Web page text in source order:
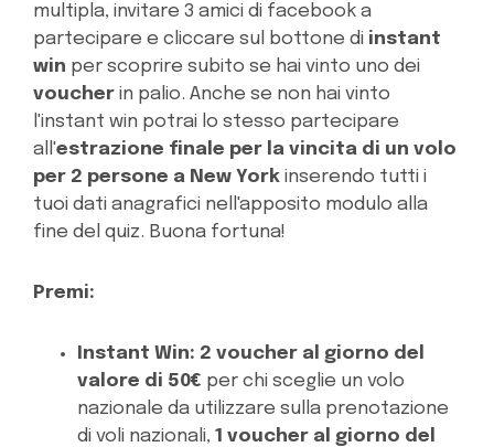
multipla, invitare 3 amici di facebook a
partecipare e cliccare sul bottone di instant
win per scoprire subito se hai vinto uno dei
voucher in palio. Anche se non hai vinto
l'instant win potrai lo stesso partecipare
all'estrazione finale per la vincita di un volo
per 2 persone a New York inserendo tutti i
tuoi dati anagrafici nell'apposito modulo alla
fine del quiz. Buona fortuna!
Premi:
Instant Win: 2 voucher al giorno del
valore di 50€ per chi sceglie un volo
nazionale da utilizzare sulla prenotazione
di voli nazionali, 1 voucher al giorno del